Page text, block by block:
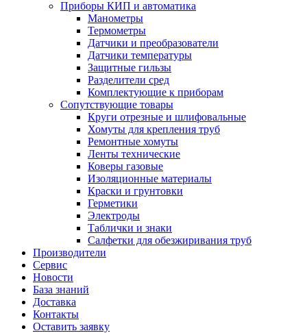
Приборы КИП и автоматика
Манометры
Термометры
Датчики и преобразователи
Датчики температуры
Защитные гильзы
Разделители сред
Комплектующие к приборам
Сопутствующие товары
Круги отрезные и шлифовальные
Хомуты для крепления труб
Ремонтные хомуты
Ленты технические
Коверы газовые
Изоляционные материалы
Краски и грунтовки
Герметики
Электроды
Таблички и знаки
Салфетки для обезжиривания труб
Производители
Сервис
Новости
База знаний
Доставка
Контакты
Оставить заявку